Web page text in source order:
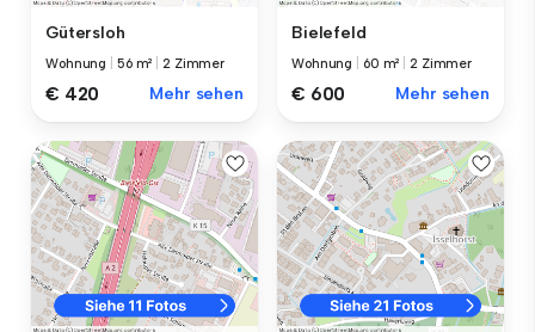
Gütersloh
Wohnung 56 m² |2 Zimmer
€ 420 Mehr sehen
Bielefeld
Wohnung 60 m² |2 Zimmer
€ 600 Mehr sehen